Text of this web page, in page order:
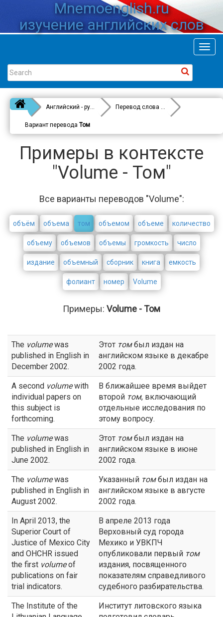
Mnemoenglish.ru
изучение английских слов
Английский - русский Перевод слова
Volume
Вариант перевода Том
Примеры в контексте
"Volume - Том"
Все варианты переводов "Volume":
объём объема том объемом объеме количество
объему объемов объемы громкость число
издание объемный сборник книга емкость
фолиант номер Volume
Примеры: Volume - Том
The volumewas
published in English in
December 2002.
Этот томбыл издан на
английском языке в декабре
2002 года.
A second volumewith
individual papers on
this subject is
forthcoming.
В ближайшее время выйдет
второй том, включающий
отдельные исследования по
этому вопросу.
The volumewas
published in English in
June 2002.
Этот томбыл издан на
английском языке в июне
2002 года.
The volumewas
published in English in
August 2002.
Указанный томбыл издан на
английском языке в августе
2002 года.
In April 2013, the
Superior Court of
Justice of Mexico City
and OHCHR issued
the first volumeof
publications on fair
trial indicators.
В апреле 2013 года
Верховный суд города
Мехико и УВКПЧ
опубликовали первый том
издания, посвященного
показателям справедливого
судебного разбирательства.
The Institute of the
Институт литовского языка